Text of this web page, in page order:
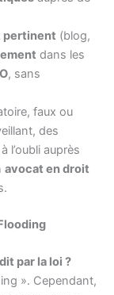
pertinent (blog,
dans les
, sans
faux ou
des
l’oubli auprès
avocat en droit
par la loi ?
». Cependant,